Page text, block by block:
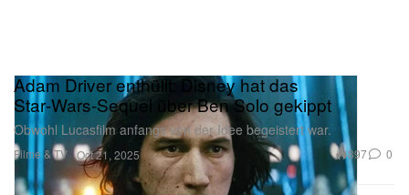
Filme & TV
Adam Driver enthüllt: Disney hat das
Star‑Wars‑Sequel über Ben Solo gekippt
Obwohl Lucasfilm anfangs von der Idee begeistert war.
Oct 21, 2025 897 0